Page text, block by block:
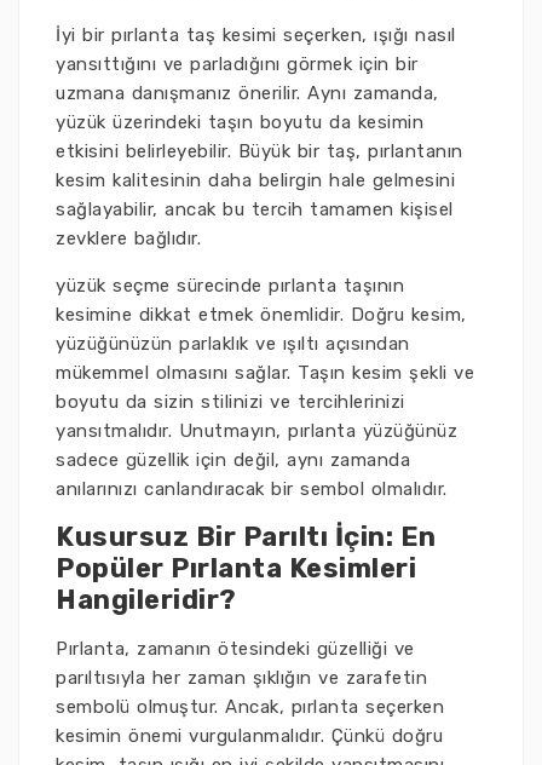
İyi bir pırlanta taş kesimi seçerken, ışığı nasıl
yansıttığını ve parladığını görmek için bir
uzmana danışmanız önerilir. Aynı zamanda,
yüzük üzerindeki taşın boyutu da kesimin
etkisini belirleyebilir. Büyük bir taş, pırlantanın
kesim kalitesinin daha belirgin hale gelmesini
sağlayabilir, ancak bu tercih tamamen kişisel
zevklere bağlıdır.
yüzük seçme sürecinde pırlanta taşının
kesimine dikkat etmek önemlidir. Doğru kesim,
yüzüğünüzün parlaklık ve ışıltı açısından
mükemmel olmasını sağlar. Taşın kesim şekli ve
boyutu da sizin stilinizi ve tercihlerinizi
yansıtmalıdır. Unutmayın, pırlanta yüzüğünüz
sadece güzellik için değil, aynı zamanda
anılarınızı canlandıracak bir sembol olmalıdır.
Kusursuz Bir Parıltı İçin: En
Popüler Pırlanta Kesimleri
Hangileridir?
Pırlanta, zamanın ötesindeki güzelliği ve
parıltısıyla her zaman şıklığın ve zarafetin
sembolü olmuştur. Ancak, pırlanta seçerken
kesimin önemi vurgulanmalıdır. Çünkü doğru